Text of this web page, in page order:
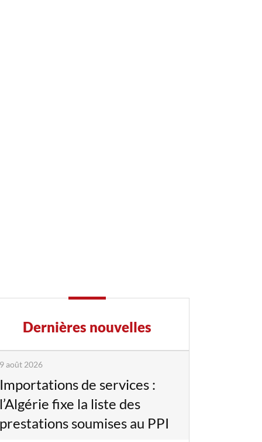
Dernières nouvelles
9 août 2026
Importations de services :
l’Algérie fixe la liste des
prestations soumises au PPI